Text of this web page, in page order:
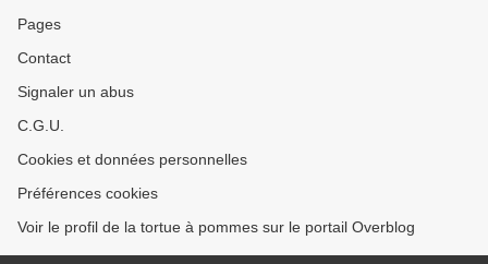
Pages
Contact
Signaler un abus
C.G.U.
Cookies et données personnelles
Préférences cookies
Voir le profil de la tortue à pommes sur le portail Overblog